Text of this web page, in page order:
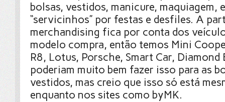
bolsas, vestidos, manicure, maquiagem,
“servicinhos” por festas e desfiles. A
merchandising fica por conta dos
modelo compra, então temos Mini
R8, Lotus, Porsche, Smart Car, Diamond
poderiam muito bem fazer isso para as
vestidos, mas creio que isso só está
enquanto nos sites como byMK.